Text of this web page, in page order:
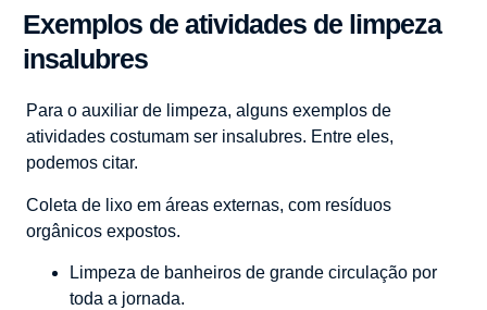
Exemplos de atividades de limpeza
insalubres
Para o auxiliar de limpeza, alguns exemplos de
atividades costumam ser insalubres. Entre eles,
podemos citar.
Coleta de lixo em áreas externas, com resíduos
orgânicos expostos.
Limpeza de banheiros de grande circulação por
toda a jornada.